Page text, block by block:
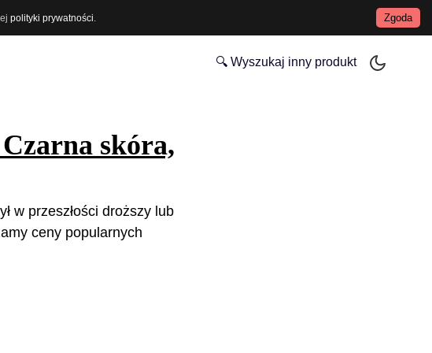
polityki prywatności Zgoda
🔍 Wyszukaj inny produkt
skóra,
w przeszłości droższy lub
ceny popularnych